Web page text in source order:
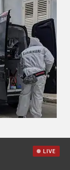
LIVE